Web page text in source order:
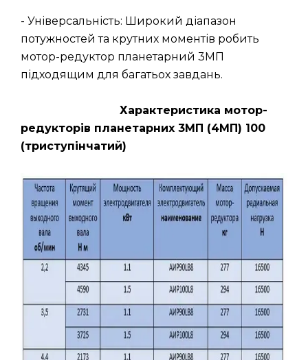
- Універсальність: Широкий діапазон
потужностей та крутних моментів робить
мотор-редуктор планетарний 3МП
підходящим для багатьох завдань.
Характеристика мотор-
редукторів планетарних 3МП (4МП) 100
(триступінчатий)